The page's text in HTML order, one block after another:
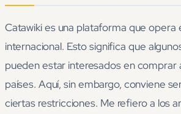
Catawiki es una plataforma que opera
internacional. Esto significa que
pueden estar interesados en comprar
países. Aquí, sin embargo, conviene
ciertas restricciones. Me refiero a los